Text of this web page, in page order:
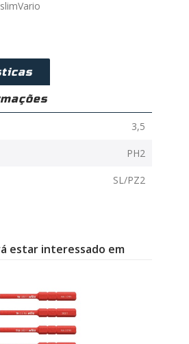
3,5
PH2
SL/PZ2
estar interessado em